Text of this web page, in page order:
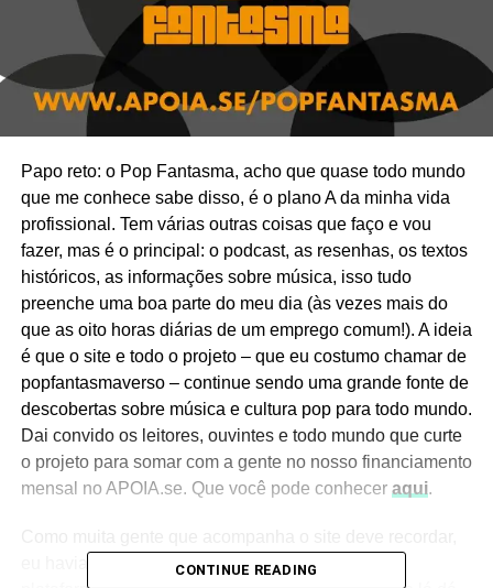
Papo reto: o Pop Fantasma, acho que quase todo mundo
que me conhece sabe disso, é o plano A da minha vida
profissional. Tem várias outras coisas que faço e vou
fazer, mas é o principal: o podcast, as resenhas, os textos
históricos, as informações sobre música, isso tudo
preenche uma boa parte do meu dia (às vezes mais do
que as oito horas diárias de um emprego comum!). A ideia
é que o site e todo o projeto – que eu costumo chamar de
popfantasmaverso – continue sendo uma grande fonte de
descobertas sobre música e cultura pop para todo mundo.
Dai convido os leitores, ouvintes e todo mundo que curte
o projeto para somar com a gente no nosso financiamento
mensal no APOIA.se. Que você pode conhecer aqui.
eu havia criado uma campanha anterior em outra
CONTINUE READING